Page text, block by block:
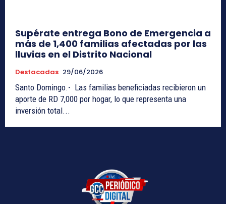
Supérate entrega Bono de Emergencia a
más de 1,400 familias afectadas por las
lluvias en el Distrito Nacional
Destacadas 29/06/2026
Santo Domingo.- Las familias beneficiadas recibieron un
aporte de RD 7,000 por hogar, lo que representa una
inversión total...